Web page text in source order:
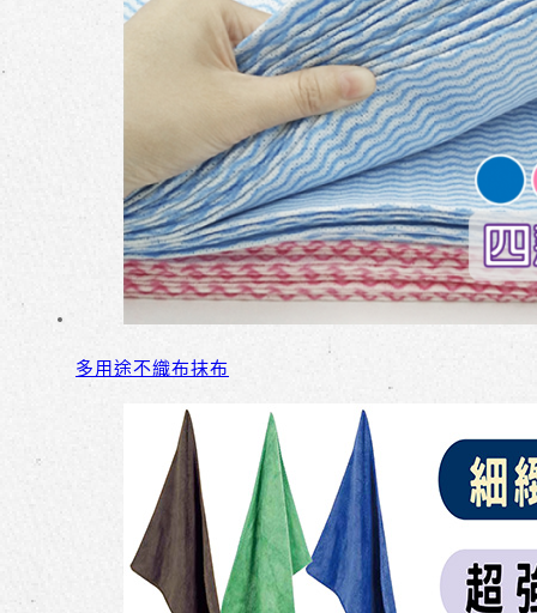
多用途不織布抹布